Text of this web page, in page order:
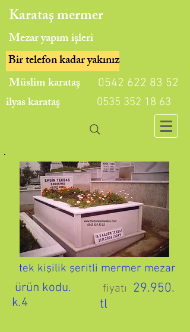
Karataş mermer
Mezar yapım işleri
Bir telefon kadar yakınız
Müslim karataş
0542 622 83 52
ilyas karataş 0535 352 18 63
tek kişilik şeritli mermer mezar
ürün kodu.
k.4
fiyatı 29.950.
tl